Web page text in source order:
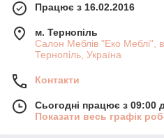
Працює з 16.02.2016
м. Тернопіль
Салон Меблів "Еко Меблі",
Тернопіль, Україна
Контакти
Сьогодні працює з 09:00
Показати весь графік